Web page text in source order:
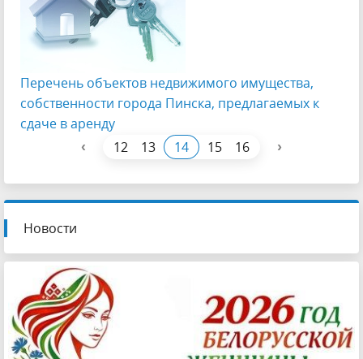
Перечень объектов недвижимого имущества,
собственности города Пинска, предлагаемых к
сдаче в аренду
‹ 12 13 14 15 16 ›
Новости